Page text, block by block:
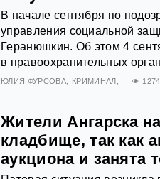
В начале сентября по
управления социальной
Геранюшкин. Об этом 4
в правоохранительных
ЮЛИЯ ФУРСОВА КРИМИНАЛ
Жители Ангарска
кладбище, так как
аукциона и занята